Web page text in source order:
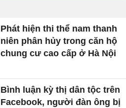
Phát hiện thi thể nam thanh
niên phân hủy trong căn hộ
chung cư cao cấp ở Hà Nội
Bình luận kỳ thị dân tộc trên
Facebook, người đàn ông bị